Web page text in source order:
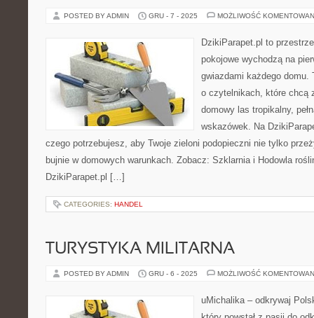
POSTED BY ADMIN GRU - 7 - 2025 MOŻLIWOŚĆ
DzikiParapet.pl to
pokojowe wychodzą na
gwiazdami każdego
o czytelnikach, które chcą
domowy las tropikalny,
wskazówek. Na
czego potrzebujesz, aby Twoje zieloni podopieczni nie tylko
bujnie w domowych warunkach. Zobacz: Szklarnia i Hodowla
DzikiParapet.pl […]
CATEGORIES: HANDEL
TURYSTYKA MILITARNA
POSTED BY ADMIN GRU - 6 - 2025 MOŻLIWOŚĆ
uMichalika – odkrywaj